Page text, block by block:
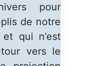
pour
de notre
qui n’est
vers le